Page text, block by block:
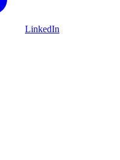
LinkedIn